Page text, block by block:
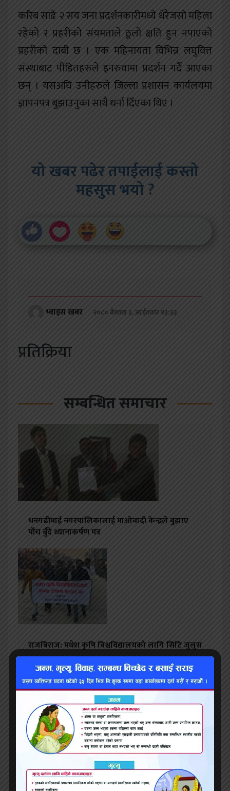
करिब साढे २ सय जना प्रदर्शनकारीमध्ये धेरैजसो महिला
रहेको र प्रहरीको संयमताले ठूलो क्षति हुन नपाएको
प्रहरीको दाबी छ । एक महिनायता विभिन्न लघुवित्त
संस्थाबाट पीडितहरुले इनरुवामा प्रदर्शन गर्दै आएका
छन् । यसअघि उनीहरुले जिल्ला प्रशासन कार्यलयमा
ज्ञापनपत्र बुझाउनुका साथै धर्ना दिँएका थिए ।
यो खबर पढेर तपाईलाई कस्तो
महसुस भयो ?
भ्वाइस खबर २०८० बैशाख ३, आईतवार १३:३३
प्रतिक्रिया
सम्बन्धित समाचार
धनगढीमाई नगरपालिकालाई माओवादी केन्द्रले बुझाए
पाँच बुँदे ध्यानाकर्षण पत्र
राजबिराज: मधेश कृषि विश्वविद्यालयको लागि सिटि जुलुस
मंगलवार सीमा नाकामा आवत जावतमा कडाई गरिने ,
शान्ति सद्भाव कायम गर्न सबैमा अपिल